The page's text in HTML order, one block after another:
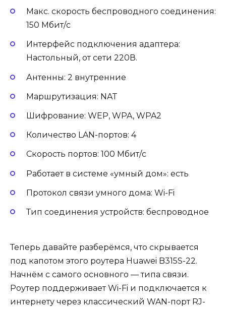
Макс. скорость беспроводного соединения:
150 Мбит/с
Интерфейс подключения адаптера:
Настольный, от сети 220В.
Антенны: 2 внутренние
Маршрутизация: NAT
Шифрование: WEP, WPA, WPA2
Количество LAN-портов: 4
Скорость портов: 100 Мбит/с
Работает в системе «умный дом»: есть
Протокол связи умного дома: Wi-Fi
Тип соединения устройств: беспроводное
Теперь давайте разберёмся, что скрывается
под капотом этого роутера Huawei B315S-22.
Начнём с самого основного — типа связи.
Роутер поддерживает Wi-Fi и подключается к
интернету через классический WAN-порт RJ-